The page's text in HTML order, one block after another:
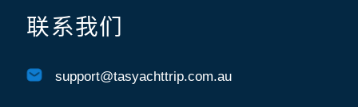
联系我们
support@tasyachttrip.com.au